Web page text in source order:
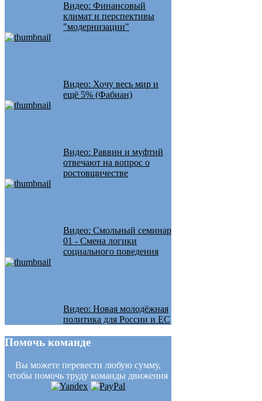
Видео: Финансовый
климат и перспективы
"модернизации"
Видео: Хочу весь мир и
ещё 5% (Фабиан)
Видео: Раввин и муфтий
отвечают на вопрос о
ростовщичестве
Видео: Смольный семинар
01 - Смена логики
социального поведения
Видео: Новая молодёжная
политика для России и ЕС
Помочь команде
Вы можете перевести любую сумму,
чтобы помочь труду команды движения